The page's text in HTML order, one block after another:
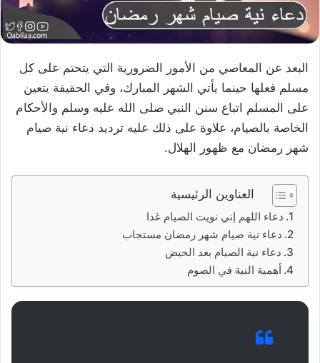
البعد عن المعاصي من الأمور الضرورية التي يتحتم على كل
مسلم فعلها حينما يأتي الشهر المبارك، وفي الحقيقة يتعين
على المسلم اتباع سنن النبي صلى الله عليه وسلم والأحكام
الخاصة بالصيام، علاوة على ذلك عليه ترديد دعاء نية صيام
شهر رمضان مع ظهور الهلال.
العناوين الرئيسية
دعاء اللهم إني نويت الصيام غدا
دعاء نية صيام شهر رمضان مستجاب
دعاء نية الصيام بعد الحيض
أهمية النية في الصوم